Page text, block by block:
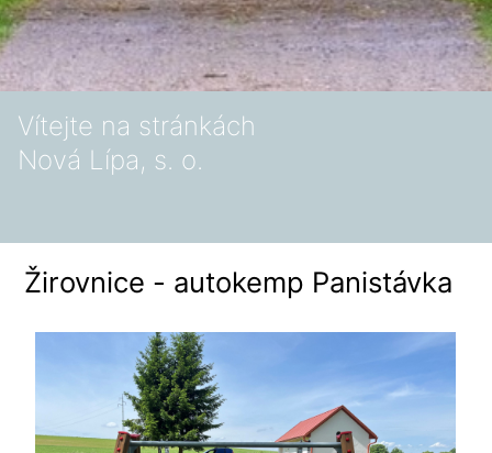
Vítejte na stránkách
Nová Lípa, s. o.
Žirovnice - autokemp Panistávka